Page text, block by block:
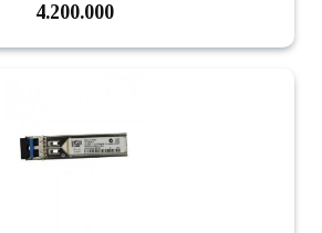
4.200.000